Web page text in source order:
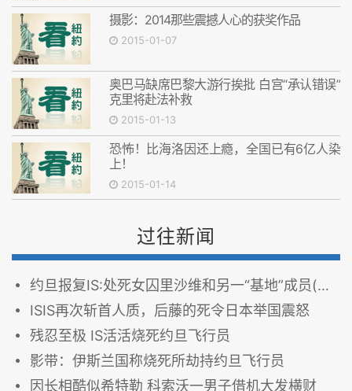
摄影：2014那些震撼人心的获奖作品
2015-01-07
奥巴马缺席巴黎大游行挨批 白宫“承认错误”
克里将赴法补救
2015-01-13
恐怖！比海洛因还上瘾，全国已有6亿人染
上！
2015-01-14
过往新闻
约旦报复IS:处死女囚里沙维和另一“基地”成员(图)
ISIS再次斩首人质，后藤的死令日本举国震怒
残忍至极 IS活活烧死约旦飞行员
影带：伊斯兰国称烧死所劫持约旦飞行员
因长相酷似希特勒 科索沃一男子借机大发横财